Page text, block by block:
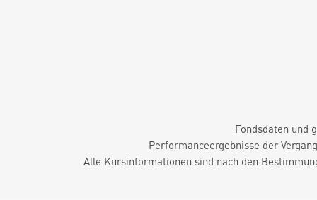
Fondsdaten und
Performanceergebnisse der
Alle Kursinformationen sind nach den